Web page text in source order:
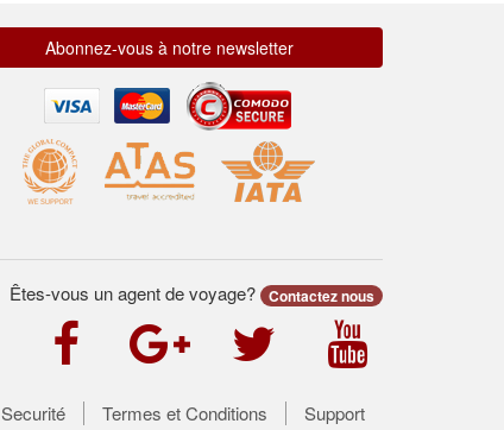
Abonnez-vous à notre newsletter
Êtes-vous un agent de voyage? Contactez nous
Securité Termes et Conditions Support